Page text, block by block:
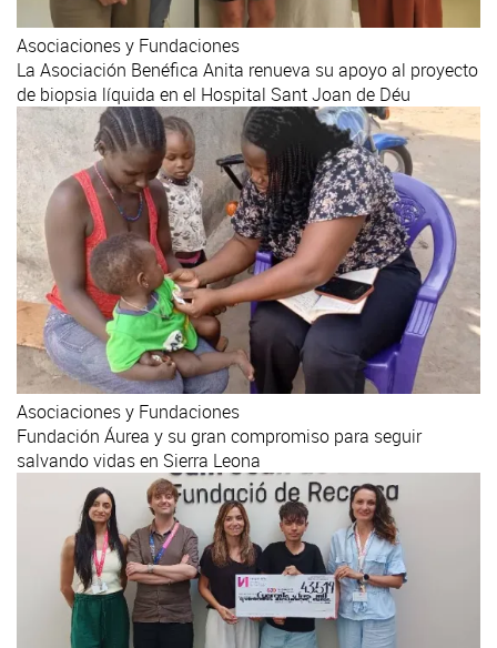
Asociaciones y Fundaciones
La Asociación Benéfica Anita renueva su apoyo al proyecto
de biopsia líquida en el Hospital Sant Joan de Déu
Asociaciones y Fundaciones
Fundación Áurea y su gran compromiso para seguir
salvando vidas en Sierra Leona